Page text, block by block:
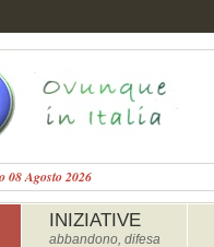
08 Agosto 2026
INIZIATIVE
abbandono, difesa